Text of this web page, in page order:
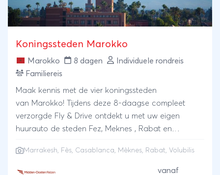
Oma Chooty thuis
Koningssteden Marokko
Marokko 8 dagen
Individuele rondreis
Familiereis
Maak kennis met de vier koningssteden
van Marokko! Tijdens deze 8-daagse compleet
verzorgde Fly & Drive ontdekt u met uw eigen
huurauto de steden Fez, Meknes , Rabat en
kleuren en mystieke muziek. De middeleeuwse
markten zijn nog steeds even levendig en kleurrijk
Marrakesh, Fès, Casablanca, Mèknes, Rabat, Volubilis
vanaf